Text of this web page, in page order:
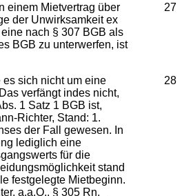
27
einem Mietvertrag über
der Unwirksamkeit ex
nach § 307 BGB als
BGB zu unterwerfen, ist
28
sich nicht um eine
verfängt indes nicht,
1 Satz 1 BGB ist,
Richter, Stand: 1.
der Fall gewesen. In
lediglich eine
für die
stand
festgelegte Mietbeginn.
a.a.O., § 305 Rn.